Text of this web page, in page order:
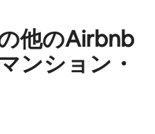
他のAirbnb
ンション・